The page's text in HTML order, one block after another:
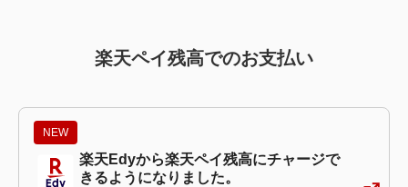
楽天ペイ残高でのお支払い
NEW
楽天Edyから楽天ペイ残高にチャージで
きるようになりました。